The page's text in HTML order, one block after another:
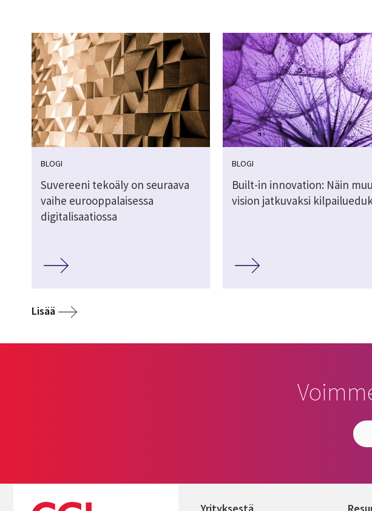
BLOGI
Suvereeni tekoäly on seuraava
vaihe eurooppalaisessa
digitalisaatiossa
BLOGI
Built-in innovation: Näin
vision jatkuvaksi
Lisää
Yrityksestä